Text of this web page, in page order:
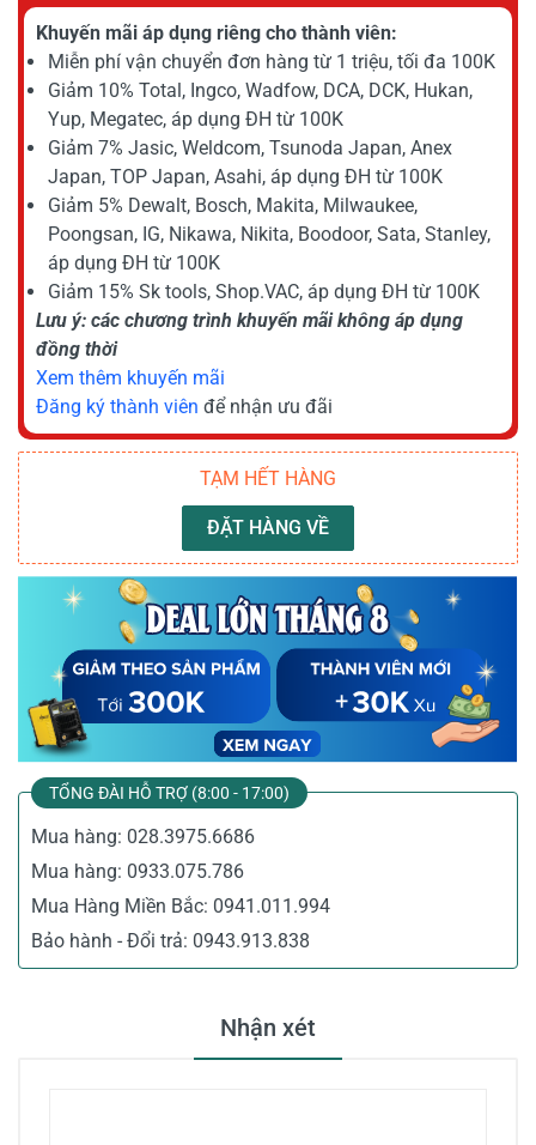
Khuyến mãi áp dụng riêng cho thành viên:
Miễn phí vận chuyển đơn hàng từ 1 triệu, tối đa 100K
Giảm 10% Total, Ingco, Wadfow, DCA, DCK, Hukan,
Yup, Megatec, áp dụng ĐH từ 100K
Giảm 7% Jasic, Weldcom, Tsunoda Japan, Anex
Japan, TOP Japan, Asahi, áp dụng ĐH từ 100K
Giảm 5% Dewalt, Bosch, Makita, Milwaukee,
Poongsan, IG, Nikawa, Nikita, Boodoor, Sata, Stanley,
áp dụng ĐH từ 100K
Giảm 15% Sk tools, Shop.VAC, áp dụng ĐH từ 100K
Lưu ý: các chương trình khuyến mãi không áp dụng
đồng thời
Xem thêm khuyến mãi
Đăng ký thành viên để nhận ưu đãi
TẠM HẾT HÀNG
ĐẶT HÀNG VỀ
TỔNG ĐÀI HỖ TRỢ (8:00 - 17:00)
Mua hàng: 028.3975.6686
Mua hàng: 0933.075.786
Mua Hàng Miền Bắc: 0941.011.994
Bảo hành - Đổi trả: 0943.913.838
Nhận xét